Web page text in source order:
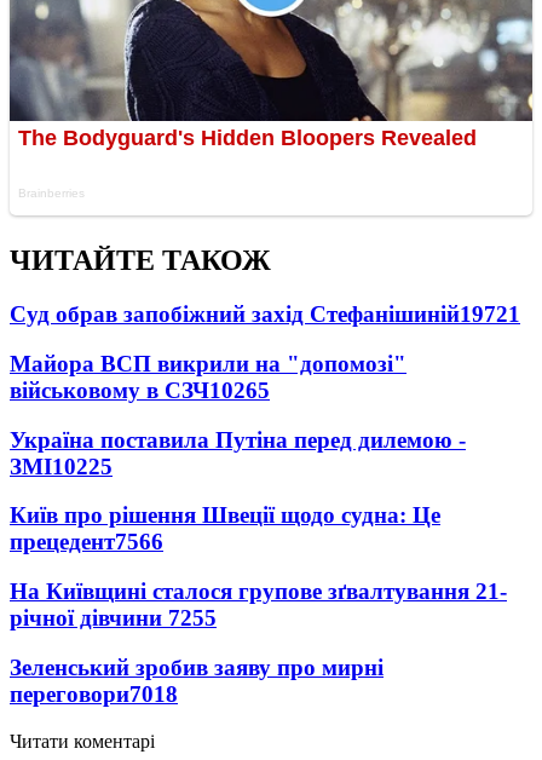
ЧИТАЙТЕ ТАКОЖ
Суд обрав запобіжний захід Стефанішиній19721
Майора ВСП викрили на "допомозі"
військовому в СЗЧ10265
Україна поставила Путіна перед дилемою -
ЗМІ10225
Київ про рішення Швеції щодо судна: Це
прецедент7566
На Київщині сталося групове зґвалтування 21-
річної дівчини 7255
Зеленський зробив заяву про мирні
переговори7018
Читати коментарі